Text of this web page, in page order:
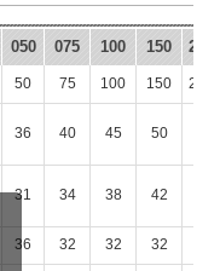
050 075 100 150 200
50 75 100 150 200
36 40 45 50
31 34 38 42
36 32 32 32